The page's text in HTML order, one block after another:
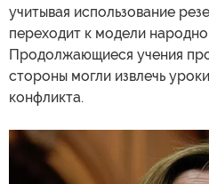
учитывая использование
переходит к модели
Продолжающиеся учения
стороны могли извлечь
конфликта.